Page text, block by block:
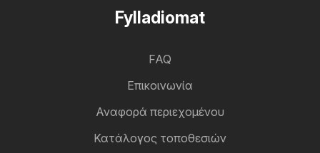
Fylladiomat
FAQ
Επικοινωνία
Αναφορά περιεχομένου
Κατάλογος τοποθεσιών